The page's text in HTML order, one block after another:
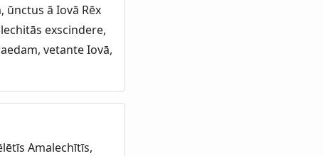
ā Iovā Rēx
exscindere,
vetante Iovā,
Amalechītīs,